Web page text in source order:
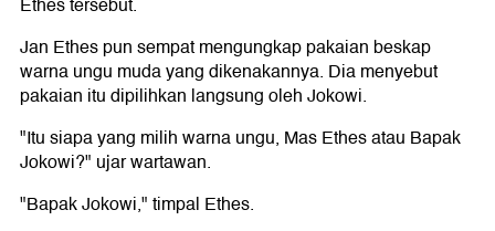
Ethes tersebut.
Jan Ethes pun sempat mengungkap pakaian beskap
warna ungu muda yang dikenakannya. Dia menyebut
pakaian itu dipilihkan langsung oleh Jokowi.
"Itu siapa yang milih warna ungu, Mas Ethes atau Bapak
Jokowi?" ujar wartawan.
"Bapak Jokowi," timpal Ethes.